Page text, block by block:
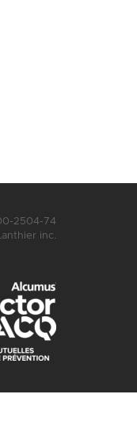
2504-74
inc.